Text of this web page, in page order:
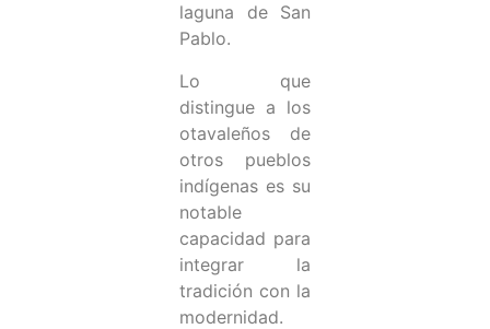
laguna de San
Pablo.
Lo que
distingue a los
otavaleños de
otros pueblos
indígenas es su
notable
capacidad para
integrar la
tradición con la
modernidad.